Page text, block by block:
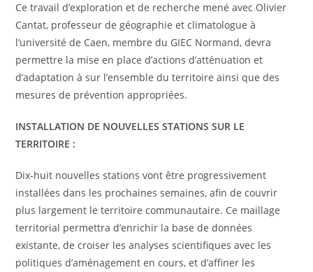
Ce travail d’exploration et de recherche mené avec Olivier
Cantat, professeur de géographie et climatologue à
l’université de Caen, membre du GIEC Normand, devra
permettre la mise en place d’actions d’atténuation et
d’adaptation à sur l’ensemble du territoire ainsi que des
mesures de prévention appropriées.
INSTALLATION DE NOUVELLES STATIONS SUR LE
TERRITOIRE :
Dix-huit nouvelles stations vont être progressivement
installées dans les prochaines semaines, afin de couvrir
plus largement le territoire communautaire. Ce maillage
territorial permettra d’enrichir la base de données
existante, de croiser les analyses scientifiques avec les
politiques d’aménagement en cours, et d’affiner les